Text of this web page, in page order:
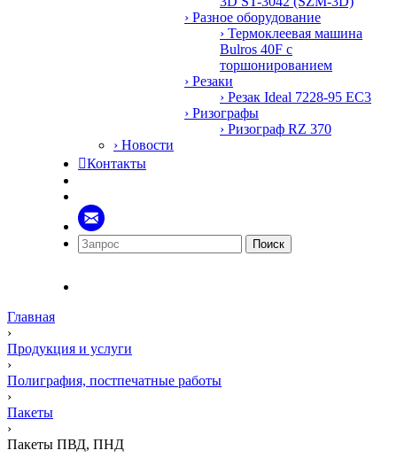
› Разное оборудование
› Термоклеевая машина
Bulros 40F с
торшонированием
› Резаки
› Резак Ideal 7228-95 EC3
› Ризографы
› Ризограф RZ 370
› Новости
Контакты
Поиск
Главная
›
Продукция и услуги
›
Полиграфия, постпечатные работы
›
Пакеты
›
Пакеты ПВД, ПНД